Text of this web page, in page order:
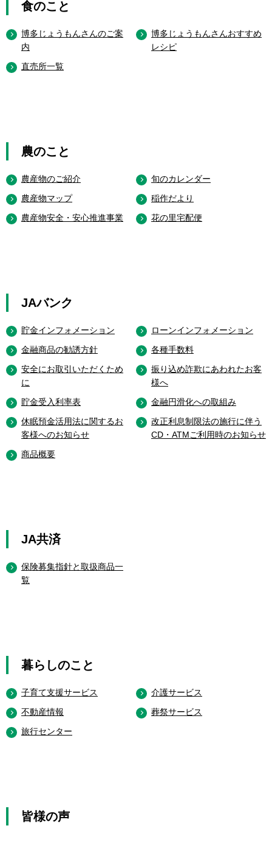
食のこと
博多じょうもんさんのご案
内
博多じょうもんさんおすすめ
レシピ
直売所一覧
農のこと
農産物のご紹介
旬のカレンダー
農産物マップ
稲作だより
農産物安全・安心推進事業
花の里宅配便
JAバンク
貯金インフォメーション
ローンインフォメーション
金融商品の勧誘方針
各種手数料
安全にお取引いただくため
に
振り込め詐欺にあわれたお客
様へ
貯金受入利率表
金融円滑化への取組み
休眠預金活用法に関するお
客様へのお知らせ
改正利息制限法の施行に伴う
CD・ATMご利用時のお知らせ
商品概要
JA共済
保険募集指針と取扱商品一
覧
暮らしのこと
子育て支援サービス
介護サービス
不動産情報
葬祭サービス
旅行センター
皆様の声